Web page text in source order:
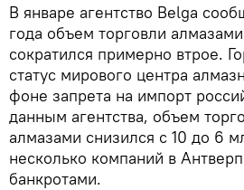
В январе агентство Belga
года объем торговли
сократился примерно втрое.
статус мирового центра
фоне запрета на импорт
данным агентства, объем
алмазами снизился с 10 до 6
несколько компаний в
банкротами.